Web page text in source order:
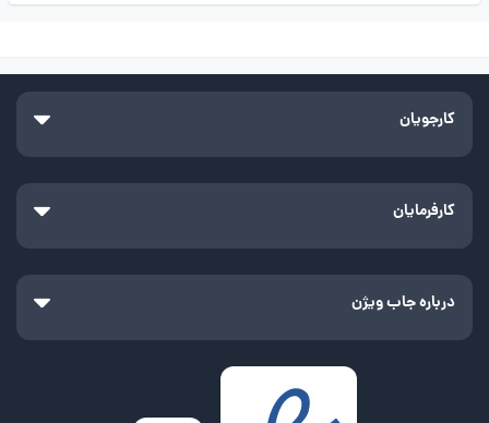
کارجویان
کارفرمایان
درباره جاب ویژن